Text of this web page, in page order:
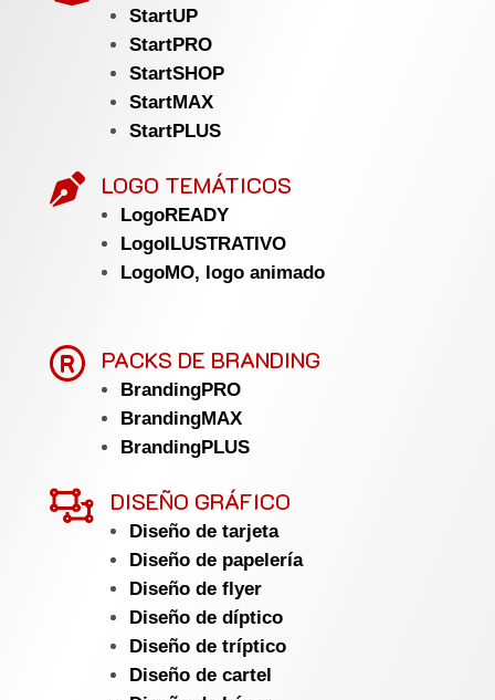
StartUP
StartPRO
StartSHOP
StartMAX
StartPLUS
 LOGO TEMÁTICOS
LogoREADY
LogoILUSTRATIVO
LogoMO, logo animado
 PACKS DE BRANDING
BrandingPRO
BrandingMAX
BrandingPLUS
 DISEÑO GRÁFICO
Diseño de tarjeta
Diseño de papelería
Diseño de flyer
Diseño de díptico
Diseño de tríptico
Diseño de cartel